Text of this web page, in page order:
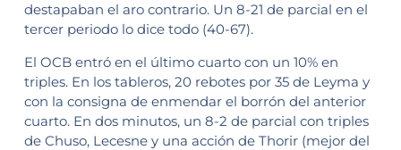
destapaban el aro contrario. Un 8-21 de parcial en el
tercer periodo lo dice todo (40-67).
El OCB entró en el último cuarto con un 10% en
triples. En los tableros, 20 rebotes por 35 de Leyma y
con la consigna de enmendar el borrón del anterior
cuarto. En dos minutos, un 8-2 de parcial con triples
de Chuso, Lecesne y una acción de Thorir (mejor del